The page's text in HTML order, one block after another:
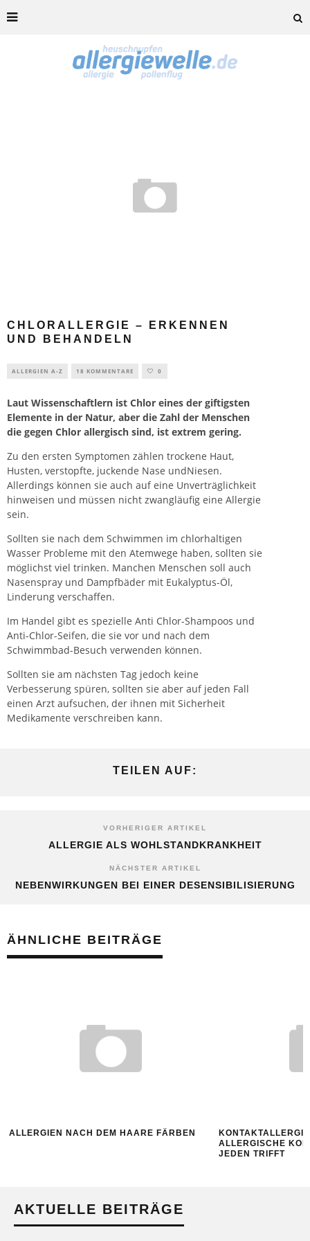
CHLORALLERGIE – ERKENNEN
UND BEHANDELN
ALLERGIEN A-Z 18 KOMMENTARE 0
Laut Wissenschaftlern ist Chlor eines der giftigsten
Elemente in der Natur, aber die Zahl der Menschen
die gegen Chlor allergisch sind, ist extrem gering.
Zu den ersten Symptomen zählen trockene Haut,
Husten, verstopfte, juckende Nase undNiesen.
Allerdings können sie auch auf eine Unverträglichkeit
hinweisen und müssen nicht zwangläufig eine Allergie
sein.
Sollten sie nach dem Schwimmen im chlorhaltigen
Wasser Probleme mit den Atemwege haben, sollten sie
möglichst viel trinken. Manchen Menschen soll auch
Nasenspray und Dampfbäder mit Eukalyptus-Öl,
Linderung verschaffen.
Im Handel gibt es spezielle Anti Chlor-Shampoos und
Anti-Chlor-Seifen, die sie vor und nach dem
Schwimmbad-Besuch verwenden können.
Sollten sie am nächsten Tag jedoch keine
Verbesserung spüren, sollten sie aber auf jeden Fall
einen Arzt aufsuchen, der ihnen mit Sicherheit
Medikamente verschreiben kann.
TEILEN AUF:
VORHERIGER ARTIKEL
ALLERGIE ALS WOHLSTANDKRANKHEIT
NÄCHSTER ARTIKEL
NEBENWIRKUNGEN BEI EINER DESENSIBILISIERUNG
ÄHNLICHE BEITRÄGE
ALLERGIEN NACH DEM HAARE FÄRBEN
ALLERGISCHE
JEDEN TRIFFT
AKTUELLE BEITRÄGE